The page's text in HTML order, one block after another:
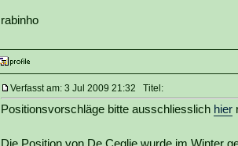
rabinho
Verfasst am: 3 Jul 2009 21:32 Titel:
Positionsvorschläge bitte ausschliesslich hier